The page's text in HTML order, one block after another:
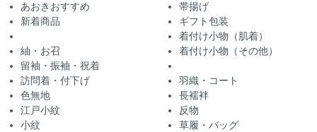
あおきおすすめ
新着商品
紬・お召
留袖・振袖・祝着
訪問着・付下げ
色無地
江戸小紋
小紋
帯揚げ
ギフト包装
着付け小物（肌着）
着付け小物（その他）
羽織・コート
長襦袢
反物
草履・バッグ